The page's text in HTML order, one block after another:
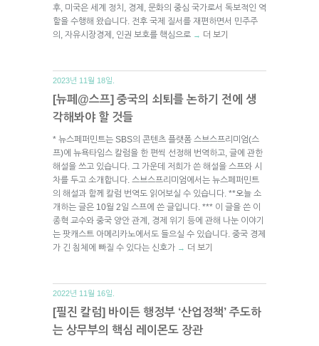
후, 미국은 세계 정치, 경제, 문화의 중심 국가로서 독보적인 역
할을 수행해 왔습니다. 전후 국제 질서를 재편하면서 민주주
의, 자유시장경제, 인권 보호를 핵심으로 → 더 보기
2023년 11월 18일.
[뉴페@스프] 중국의 쇠퇴를 논하기 전에 생
각해봐야 할 것들
* 뉴스페퍼민트는 SBS의 콘텐츠 플랫폼 스브스프리미엄(스
프)에 뉴욕타임스 칼럼을 한 편씩 선정해 번역하고, 글에 관한
해설을 쓰고 있습니다. 그 가운데 저희가 쓴 해설을 스프와 시
차를 두고 소개합니다. 스브스프리미엄에서는 뉴스페퍼민트
의 해설과 함께 칼럼 번역도 읽어보실 수 있습니다. **오늘 소
개하는 글은 10월 2일 스프에 쓴 글입니다. *** 이 글을 쓴 이
종혁 교수와 중국 양안 관계, 경제 위기 등에 관해 나눈 이야기
는 팟캐스트 아메리카노에서도 들으실 수 있습니다. 중국 경제
가 긴 침체에 빠질 수 있다는 신호가 → 더 보기
2022년 11월 16일.
[필진 칼럼] 바이든 행정부 ‘산업정책’ 주도하
는 상무부의 핵심 레이몬도 장관